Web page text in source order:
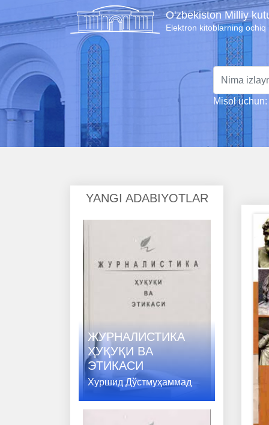
O'zbekiston Milliy
Elektron kitoblarning ochiq
Misol
YANGI ADABIYOTLAR
ЖУРНАЛИСТИКА
ҲУҚУҚИ ВA
ЭТИКАСИ
Хуршид Дўстмуҳаммад